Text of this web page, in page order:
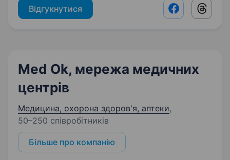
Відгукнутися Facebook
Med Ok, мережа медичних
центрів
Медицина, охорона здоров'я, аптеки,
50–250 співробітників
Більше про компанію